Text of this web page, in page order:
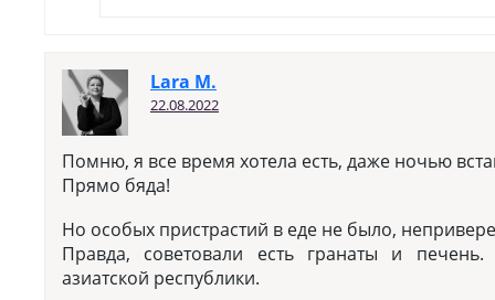
Lara M.
22.08.2022
Помню, я все время хотела есть, даже ночью
Прямо бяда!
Но особых пристрастий в еде не было,
Правда, советовали есть гранаты и
азиатской республики.